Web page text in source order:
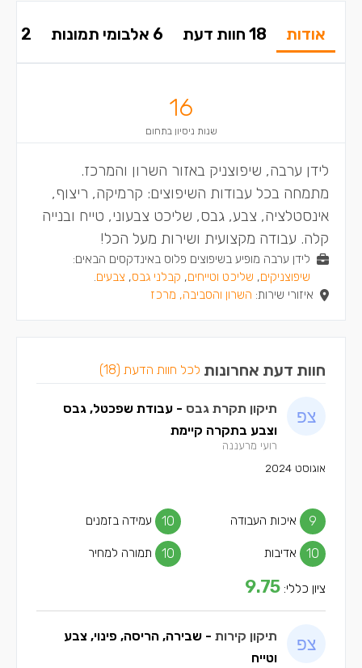
אודות 18 חוות דעת 6 אלבומי תמונות 2 סרטונים
לידן ערבה, שיפוצניק באזור השרון והמרכז.
מתמחה בכל עבודות השיפוצים: קרמיקה, ריצוף,
אינסטלציה, צבע, גבס, שליכט צבעוני, טייח ובנייה
קלה. עבודה מקצועית ושירות מעל הכל!
לידן ערבה מופיע בשיפוצים פלוס באינדקסים הבאים:
שיפוצניקים, שליכט וטייחים, קבלני גבס, צבעים.
איזורי שירות: השרון והסביבה, מרכז
16
שנות ניסיון בתחום
חוות דעת אחרונות לכל חוות הדעת (18)
תיקון תקרת גבס - עבודת שפכטל, גבס
וצבע בתקרה קיימת
רועי מרעננה
אוגוסט 2024
איכות העבודה 9 עמידה בזמנים 10
אדיבות 10 תמורה למחיר 10
ציון כללי: 9.75
תיקון קירות - שבירה, הריסה, פינוי, צבע
וטייח